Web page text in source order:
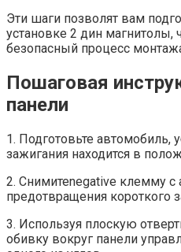
Эти шаги позволят вам
установке 2 дин магнитолы,
безопасный процесс
Пошаговая
панели
1. Подготовьте автомобиль,
зажигания находится в
2. Снимитеnegative клемму с
предотвращения короткого
3. Используя плоскую
обивку вокруг панели